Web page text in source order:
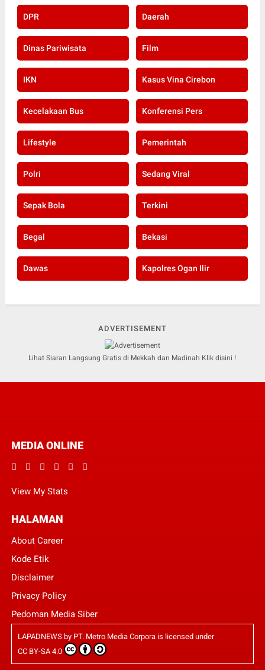
DPR Daerah
Dinas Pariwisata Film
IKN Kasus Vina Cirebon
Kecelakaan Bus Konferensi Pers
Lifestyle Pemerintah
Polri Sedang Viral
Sepak Bola Terkini
Begal Bekasi
Dawas Kapolres Ogan Ilir
ADVERTISEMENT
Lihat Siaran Langsung Gratis di Mekkah dan Madinah Klik disini !
MEDIA ONLINE
View My Stats
HALAMAN
About Career
Kode Etik
Disclaimer
Privacy Policy
Pedoman Media Siber
LAPADNEWSby PT. Metro Media Corporais licensed under
CC BY-SA 4.0